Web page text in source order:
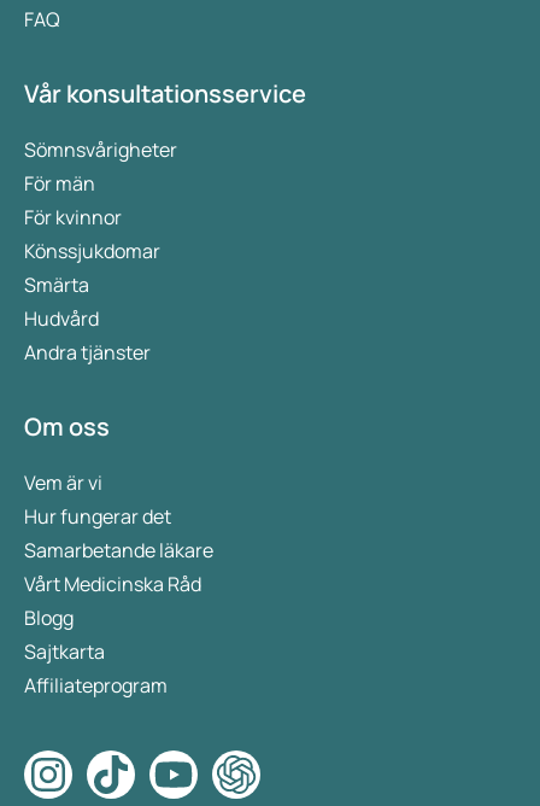
FAQ
Vår konsultationsservice
Sömnsvårigheter
För män
För kvinnor
Könssjukdomar
Smärta
Hudvård
Andra tjänster
Om oss
Vem är vi
Hur fungerar det
Samarbetande läkare
Vårt Medicinska Råd
Blogg
Sajtkarta
Affiliateprogram